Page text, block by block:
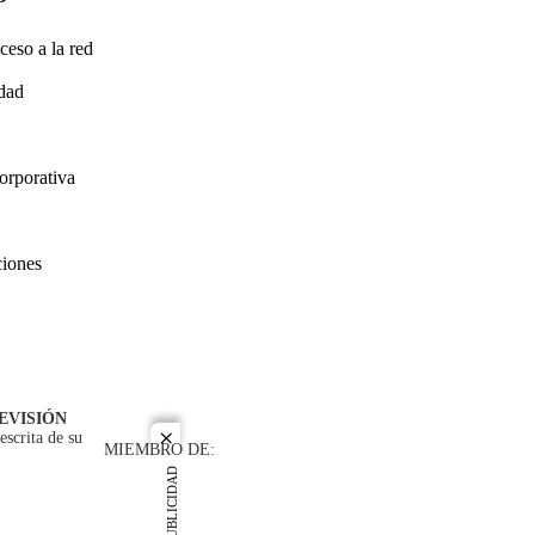
close
PUBLICIDAD
a la red
de su
MIEMBRO DE: